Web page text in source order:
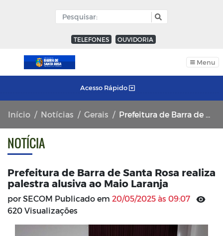
TELEFONES OUVIDORIA
Menu
Acesso Rápido
Início Notícias Gerais Prefeitura de Barra de Santa Rosa realiza palestra alusiva ao Maio Laranja
NOTÍCIA
Prefeitura de Barra de Santa Rosa realiza
palestra alusiva ao Maio Laranja
por SECOM Publicado em 20/05/2025 às 09:07
620 Visualizações